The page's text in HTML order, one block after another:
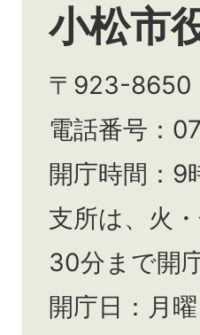
小松市
〒923-8650
電話番号：
開庁時間：9
支所は、火
30分まで開庁
開庁日：月